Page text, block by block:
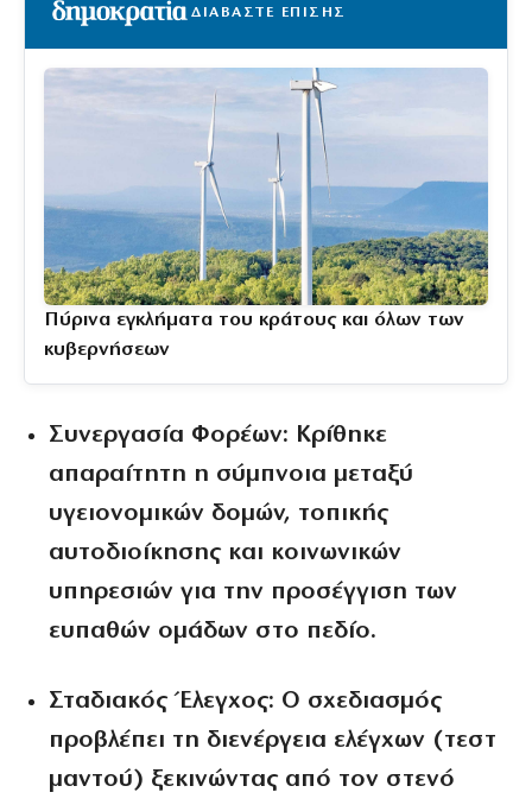
ΔΙΑΒΑΣΤΕ ΕΠΙΣΗΣ
Πύρινα εγκλήματα του κράτους και όλων των
κυβερνήσεων
Συνεργασία Φορέων: Κρίθηκε
απαραίτητη η σύμπνοια μεταξύ
υγειονομικών δομών, τοπικής
αυτοδιοίκησης και κοινωνικών
υπηρεσιών για την προσέγγιση των
ευπαθών ομάδων στο πεδίο.
Σταδιακός Έλεγχος: Ο σχεδιασμός
προβλέπει τη διενέργεια ελέγχων (τεστ
μαντού) ξεκινώντας από τον στενό